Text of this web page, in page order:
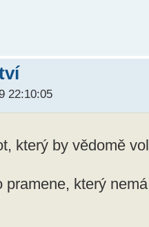
22:10:05
který by vědomě
pramene, který